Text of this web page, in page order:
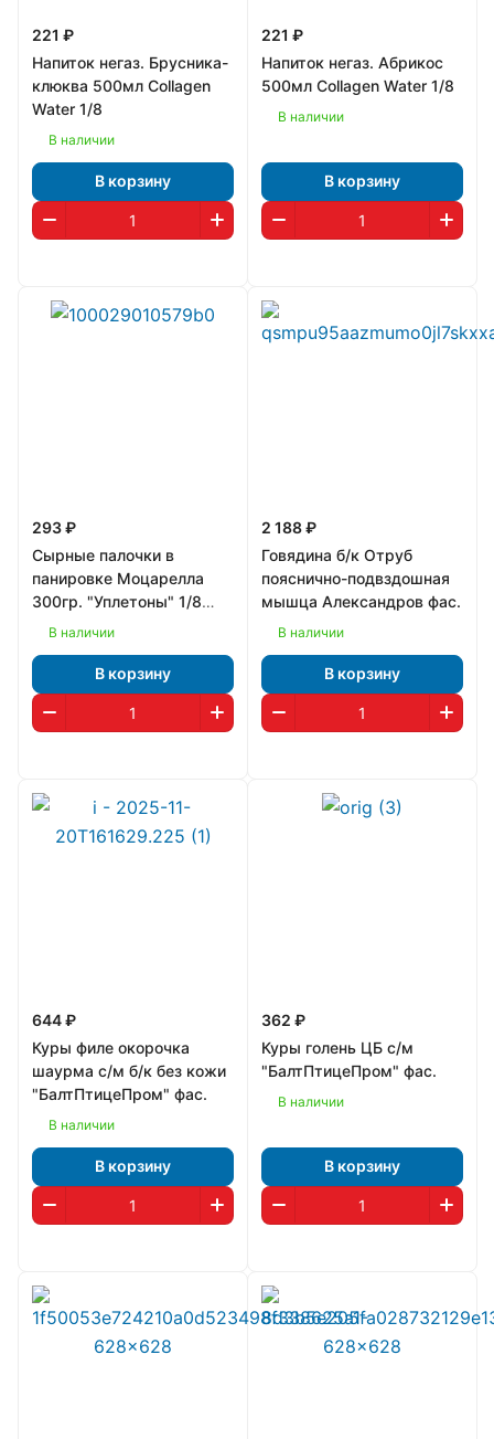
221 ₽
Напиток негаз. Брусника-
клюква 500мл Collagen
Water 1/8
В наличии
В корзину
221 ₽
Напиток негаз. Абрикос
500мл Collagen Water 1/8
В наличии
В корзину
293 ₽
Сырные палочки в
панировке Моцарелла
300гр. "Уплетоны" 1/8
(1258)
В наличии
В корзину
2 188 ₽
Говядина б/к Отруб
пояснично-подвздошная
мышца Александров фас.
В наличии
В корзину
644 ₽
Куры филе окорочка
шаурма с/м б/к без кожи
"БалтПтицеПром" фас.
В наличии
В корзину
362 ₽
Куры голень ЦБ с/м
"БалтПтицеПром" фас.
В наличии
В корзину